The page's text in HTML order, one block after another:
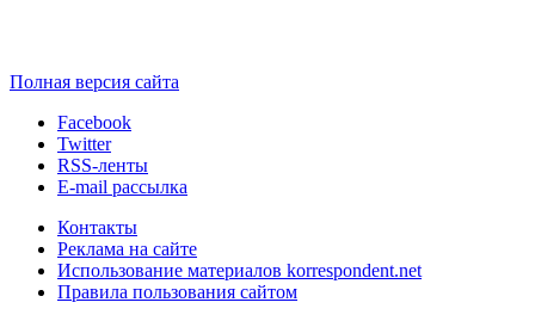
Полная версия сайта
Facebook
Twitter
RSS-ленты
E-mail рассылка
Контакты
Реклама на сайте
Использование материалов korrespondent.net
Правила пользования сайтом